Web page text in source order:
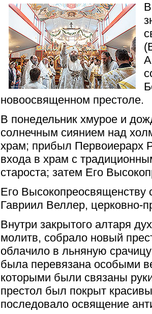
новоосвященном престоле.
В понедельник хмурое и
солнечным сиянием над
храм; прибыл Первоиерарх
входа в храм с
староста; затем Его
Его Высокопреосвященству
Гавриил Веллер, церковно-
Внутри закрытого алтаря
молитв, собрало новый
облачило в льняную
была перевязана особыми
которыми были связаны
престол был покрыт
последовало освящение